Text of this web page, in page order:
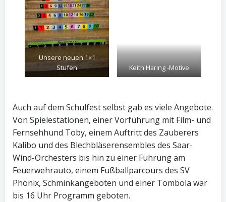
Unsere neuen 1×1
Stufen
Keith Haring -Motive
Auch auf dem Schulfest selbst gab es viele Angebote.
Von Spielestationen, einer Vorführung mit Film- und
Fernsehhund Toby, einem Auftritt des Zauberers
Kalibo und des Blechbläserensembles des Saar-
Wind-Orchesters bis hin zu einer Führung am
Feuerwehrauto, einem Fußballparcours des SV
Phönix, Schminkangeboten und einer Tombola war
bis 16 Uhr Programm geboten.